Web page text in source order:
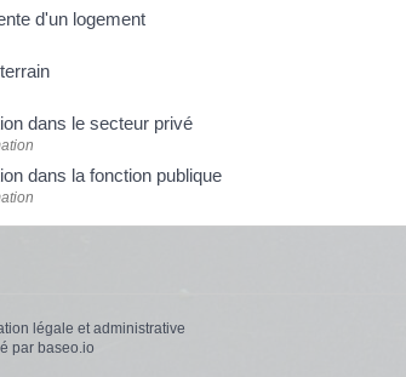
d'un logement
dans le secteur privé
dans la fonction publique
légale et administrative
par baseo.io